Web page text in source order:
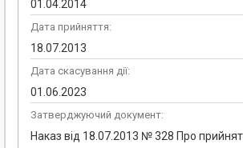
01.04.2014
Дата прийняття:
18.07.2013
Дата скасування дії:
01.06.2023
Затверджуючий документ:
Наказ від 18.07.2013 № 328 Про